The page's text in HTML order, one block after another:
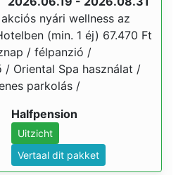
nyári wellness az
(min. 1 éj) 67.470 Ft
/ félpanzió /
Oriental Spa használat /
parkolás /
Halfpension
Uitzicht
Vertaal dit pakket